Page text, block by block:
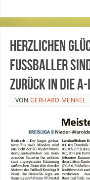
Herzlichen
Fußballer
zurück in die
VON GERHARD MENKEL